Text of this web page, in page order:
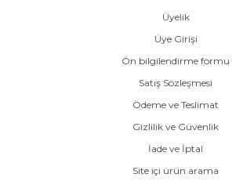
Üyelik
Üye Girişi
Ön bilgilendirme formu
Satış Sözleşmesi
Ödeme ve Teslimat
Gizlilik ve Güvenlik
İade ve İptal
Site içi ürün arama